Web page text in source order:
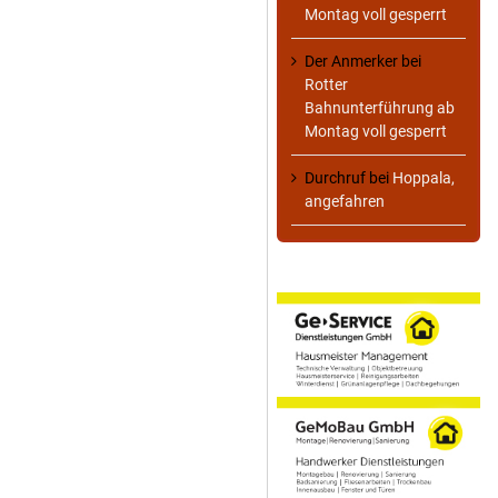
Montag voll gesperrt
Der Anmerker bei
Rotter
Bahnunterführung ab
Montag voll gesperrt
Durchruf bei Hoppala,
angefahren